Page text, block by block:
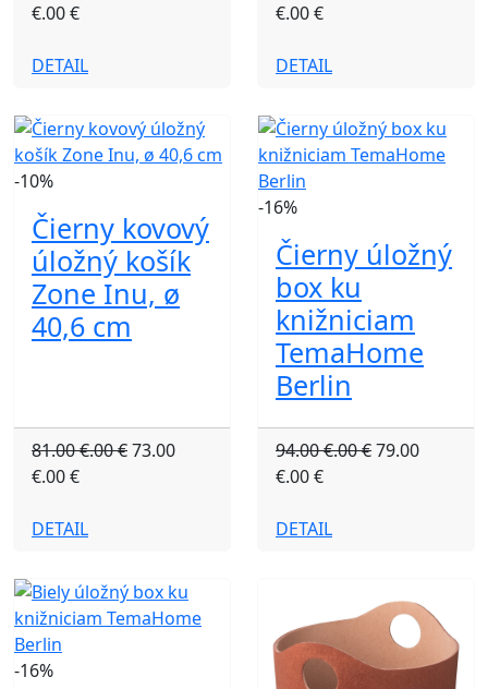
€.00 €
DETAIL
€.00 €
DETAIL
-10%
Čierny kovový
úložný košík
Zone Inu, ø
40,6 cm
81.00 €.00 €73.00
€.00 €
DETAIL
-16%
Čierny úložný
box ku
knižniciam
TemaHome
Berlin
94.00 €.00 €79.00
€.00 €
DETAIL
-16%